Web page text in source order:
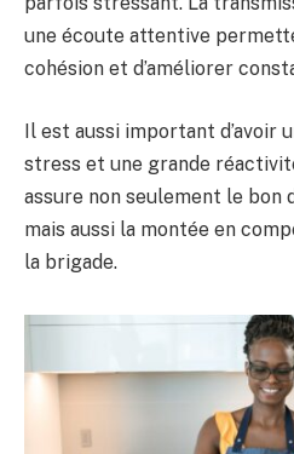
une écoute attentive
cohésion et d’améliorer
Il est aussi important d’avoir
stress et une grande
assure non seulement le bon
mais aussi la montée en
la brigade.